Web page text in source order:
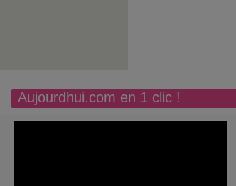
Aujourdhui.com en 1 clic !